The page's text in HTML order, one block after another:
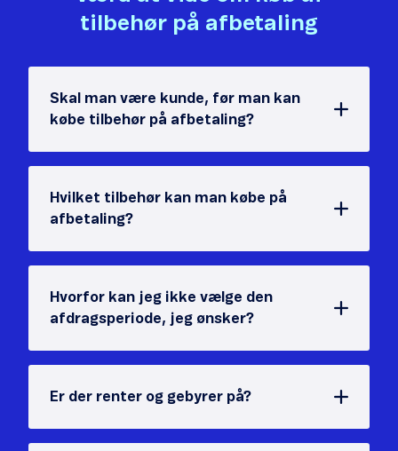
tilbehør på afbetaling
Skal man være kunde, før man kan
købe tilbehør på afbetaling?
Hvilket tilbehør kan man købe på
afbetaling?
Hvorfor kan jeg ikke vælge den
afdragsperiode, jeg ønsker?
Er der renter og gebyrer på?